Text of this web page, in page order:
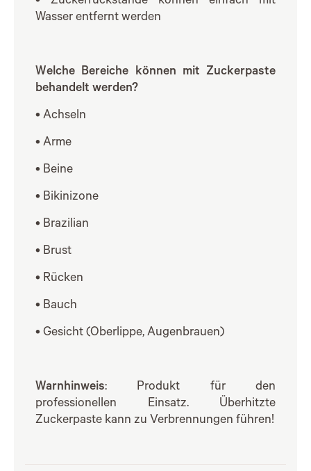
Wasser entfernt werden
Welche Bereiche können mit Zuckerpaste
behandelt werden?
• Achseln
• Arme
• Beine
• Bikinizone
• Brazilian
• Brust
• Rücken
• Bauch
• Gesicht (Oberlippe, Augenbrauen)
Warnhinweis: Produkt für den
professionellen Einsatz. Überhitzte
Zuckerpaste kann zu Verbrennungen führen!